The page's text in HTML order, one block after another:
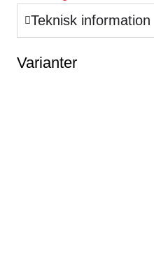
Teknisk information
Varianter